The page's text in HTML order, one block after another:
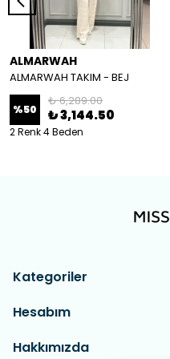
ALMARWAH
ALMARWAH TAKIM - BEJ
%50
₺ 6,289.00
₺ 3,144.50
2 Renk 4 Beden
Kategoriler
Hesabım
Hakkımızda